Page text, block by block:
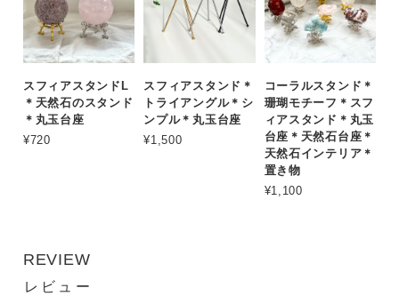
スフィアスタンドL
＊天然石のスタンド
＊丸玉台座
¥720
スフィアスタンド＊
トライアングル＊シ
ンプル＊丸玉台座
¥1,500
コーラルスタンド＊
珊瑚モチーフ＊スフ
ィアスタンド＊丸玉
台座＊天然石台座＊
天然石インテリア＊
置き物
¥1,100
REVIEW
レビュー